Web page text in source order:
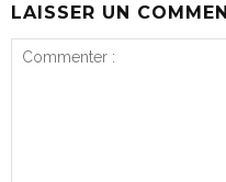
LAISSER UN